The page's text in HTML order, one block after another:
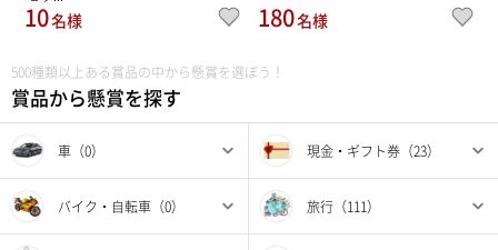
500種類以上ある賞品の中から懸賞を選ぼう！
賞品から懸賞を探す
車（0） 現金・ギフト券（23）
バイク・自転車（0） 旅行（111）
10名様 180名様